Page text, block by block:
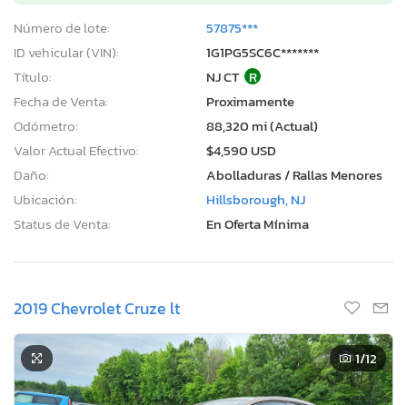
Número de lote:
57875***
ID vehicular (VIN):
1G1PG5SC6C*******
Título:
NJ CT R
Fecha de Venta:
Proximamente
Odómetro:
88,320 mi (Actual)
Valor Actual Efectivo:
$4,590 USD
Daño:
Abolladuras / Rallas Menores
Ubicación:
Hillsborough, NJ
Status de Venta:
En Oferta Mínima
2019 Chevrolet Cruze lt
1/12